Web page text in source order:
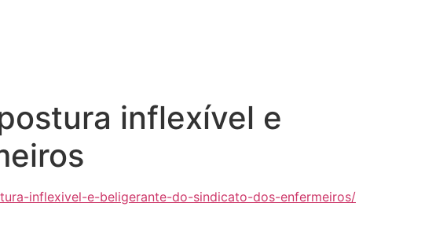
inflexível e
inflexivel-e-beligerante-do-sindicato-dos-enfermeiros/